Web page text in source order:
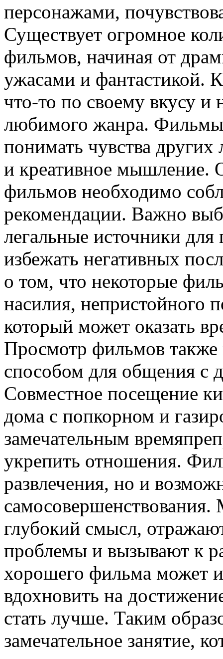
персонажами,
Существует огромное
фильмов, начиная от
ужасами и фантастикой.
что-то по своему вкусу и
любимого жанра. Фильмы
понимать чувства
и креативное мышление.
фильмов необходимо
рекомендации. Важно
легальные источники
избежать негативных
о том, что некоторые
насилия, непристойного
который может оказать
Просмотр фильмов
способом для общения с
Совместное посещение
дома с попкорном и
замечательным
укрепить отношения.
развлечения, но и
глубокий смысл,
проблемы и вызывают к
хорошего фильма может
вдохновить на
стать лучше. Таким
замечательное занятие,